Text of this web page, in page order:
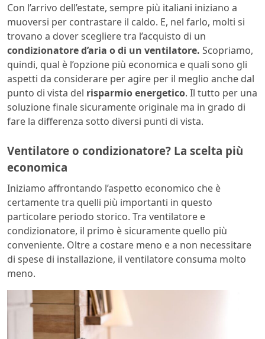
Con l’arrivo dell’estate, sempre più italiani iniziano a
muoversi per contrastare il caldo. E, nel farlo, molti si
trovano a dover scegliere tra l’acquisto di un
condizionatore d’aria o di un ventilatore. Scopriamo,
quindi, qual è l’opzione più economica e quali sono gli
aspetti da considerare per agire per il meglio anche dal
punto di vista del risparmio energetico. Il tutto per una
soluzione finale sicuramente originale ma in grado di
fare la differenza sotto diversi punti di vista.
Ventilatore o condizionatore? La scelta più
economica
Iniziamo affrontando l’aspetto economico che è
certamente tra quelli più importanti in questo
particolare periodo storico. Tra ventilatore e
condizionatore, il primo è sicuramente quello più
conveniente. Oltre a costare meno e a non necessitare
di spese di installazione, il ventilatore consuma molto
meno.